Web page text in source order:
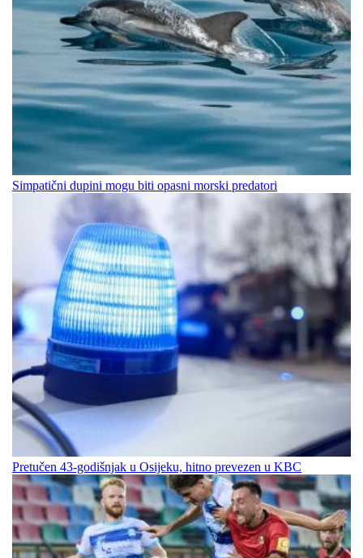
Simpatični dupini mogu biti opasni morski predatori
Pretučen 43-godišnjak u Osijeku, hitno prevezen u KBC